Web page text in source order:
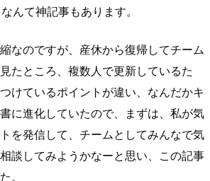
なんて神記事もあります。
なのですが、産休から復帰してチーム
たところ、複数人で更新しているた
けているポイントが違い、なんだかキ
に進化していたので、まずは、私が気
を発信して、チームとしてみんなで気
談してみようかなーと思い、この記事
。